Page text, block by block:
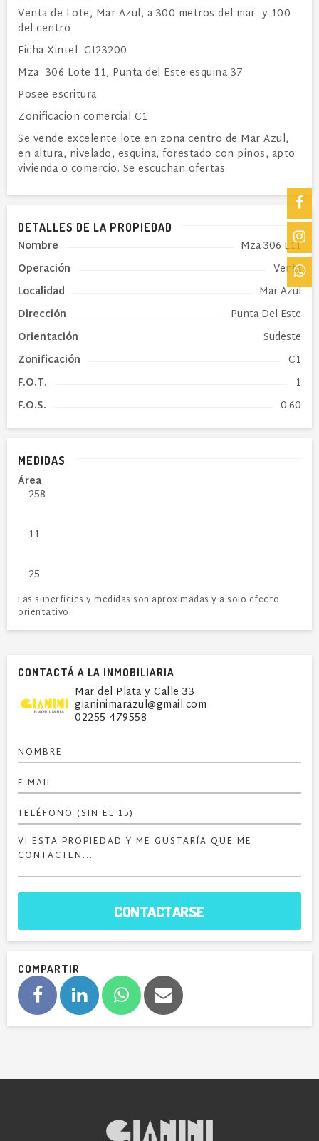
Venta de Lote, Mar Azul, a 300 metros del mar y 100
del centro
Ficha Xintel GI23200
Mza 306 Lote 11, Punta del Este esquina 37
Posee escritura
Zonificacion comercial C1
Se vende excelente lote en zona centro de Mar Azul,
en altura, nivelado, esquina, forestado con pinos, apto
vivienda o comercio. Se escuchan ofertas.
DETALLES DE LA PROPIEDAD
Nombre
Mza 306 L11
Operación
Venta
Localidad
Mar Azul
Dirección
Punta Del Este
Orientación
Sudeste
Zonificación
C1
F.O.T.
1
F.O.S.
0.60
MEDIDAS
Área
258
11
25
Las superficies y medidas son aproximadas y a solo efecto
orientativo.
CONTACTÁ A LA INMOBILIARIA
Mar del Plata y Calle 33
gianinimarazul@gmail.com
02255 479558
CONTACTARSE
COMPARTIR